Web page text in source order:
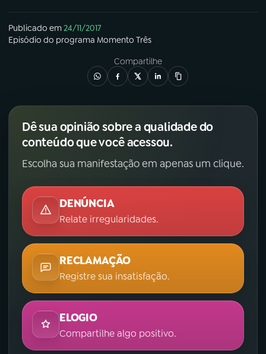
Publicado em24/11/2017
Episódio do programa Momento Três
Compartilhe
Dê sua opinião sobre a qualidade do
conteúdo que você acessou.
Escolha sua manifestação em apenas um clique.
DENÚNCIA
Relate irregularidades.
RECLAMAÇÃO
Registre sua insatisfação.
ELOGIO
Compartilhe algo positivo.